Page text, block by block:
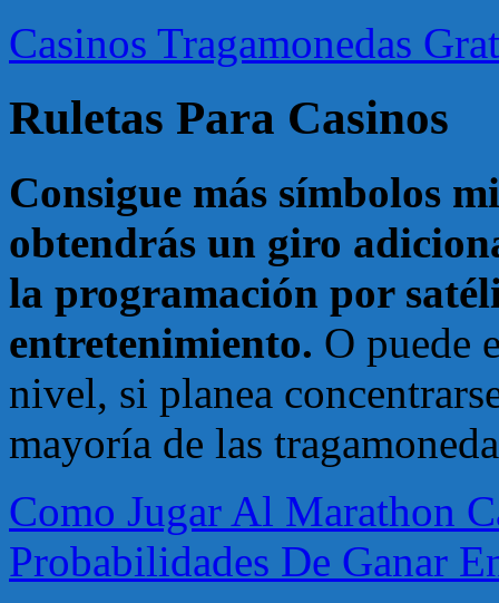
Casinos Tragamonedas
Ruletas Para Casinos
Consigue más símbolos
obtendrás un giro
la programación por
entretenimiento. O puede
nivel, si planea
mayoría de las
Como Jugar Al Marathon
Probabilidades De Ganar